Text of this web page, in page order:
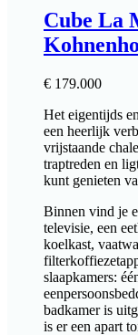
Cube La
€ 179.000
Het eigentijds
een heerlijk
vrijstaande
traptreden en
kunt genieten
Binnen vind je
televisie, een
koelkast,
slaapkamers:
badkamer is
is er een apart